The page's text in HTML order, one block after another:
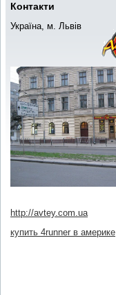
Контакти
Україна, м. Львів
http://avtey.com.ua
купить 4runner в америке